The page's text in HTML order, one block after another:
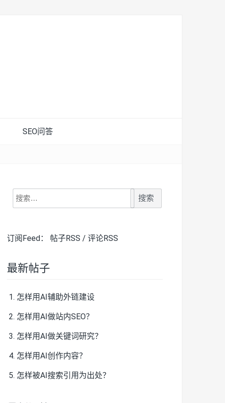
SEO问答
搜
索：
订阅Feed： 帖子RSS / 评论RSS
最新帖子
怎样用AI辅助外链建设
怎样用AI做站内SEO？
怎样用AI做关键词研究？
怎样用AI创作内容？
怎样被AI搜索引用为出处？